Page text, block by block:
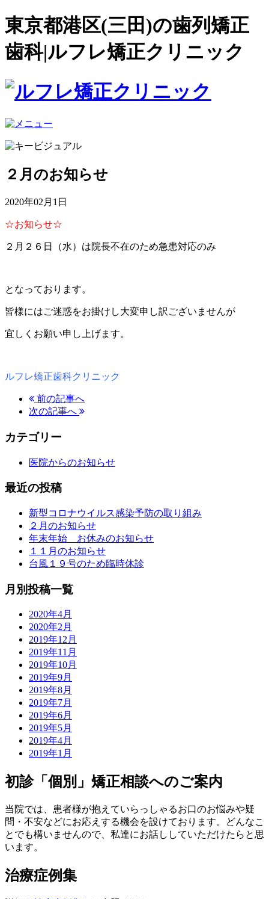
東京都港区(三田)の歯列矯正
歯科|ルフレ矯正クリニック
２月のお知らせ
2020年02月1日
☆お知らせ☆
２月２６日（水）は院長不在のため急患対応のみ
となっております。
皆様にはご迷惑をお掛けし大変申し訳ございませんが
宜しくお願い申し上げます。
ルフレ矯正歯科クリニック
前の記事へ
次の記事へ
カテゴリー
医院からのお知らせ
最近の投稿
新型コロナウイルス感染予防の取り組み
２月のお知らせ
年末年始 お休みのお知らせ
１１月のお知らせ
台風１９号のため臨時休診
月別投稿一覧
2020年4月
2020年2月
2019年12月
2019年11月
2019年10月
2019年9月
2019年8月
2019年7月
2019年6月
2019年5月
2019年4月
2019年1月
初診「個別」矯正相談へのご案内
当院では、患者様が抱えていらっしゃるお口のお悩みや疑
問・不安などにお応えする機会を設けております。どんなこ
とでも構いませんので、私達にお話ししていただけたらと思
います。
治療症例集